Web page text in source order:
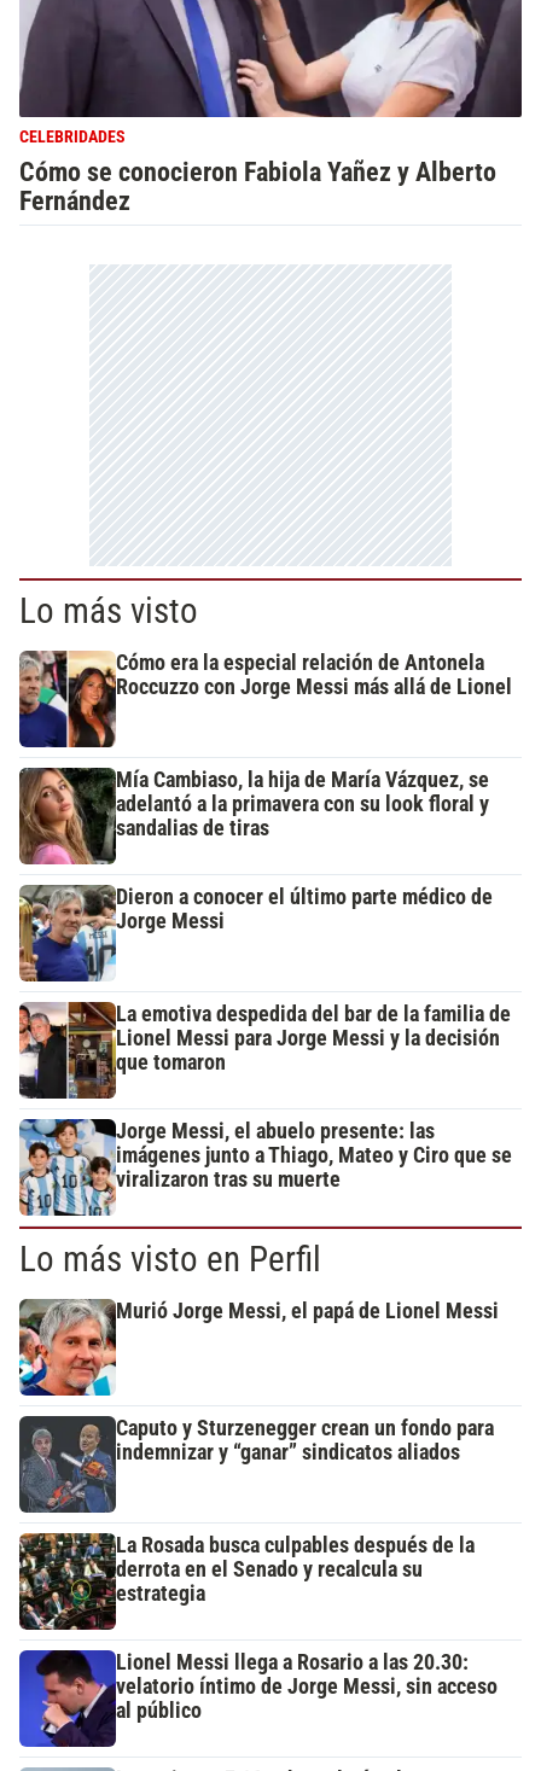
CELEBRIDADES
Cómo se conocieron Fabiola Yañez y Alberto
Fernández
Lo más visto
Cómo era la especial relación de Antonela
Roccuzzo con Jorge Messi más allá de Lionel
Mía Cambiaso, la hija de María Vázquez, se
adelantó a la primavera con su look floral y
sandalias de tiras
Dieron a conocer el último parte médico de
Jorge Messi
La emotiva despedida del bar de la familia de
Lionel Messi para Jorge Messi y la decisión
que tomaron
Jorge Messi, el abuelo presente: las
imágenes junto a Thiago, Mateo y Ciro que se
viralizaron tras su muerte
Lo más visto en Perfil
Murió Jorge Messi, el papá de Lionel Messi
Caputo y Sturzenegger crean un fondo para
indemnizar y “ganar” sindicatos aliados
La Rosada busca culpables después de la
derrota en el Senado y recalcula su
estrategia
Lionel Messi llega a Rosario a las 20.30:
velatorio íntimo de Jorge Messi, sin acceso
al público